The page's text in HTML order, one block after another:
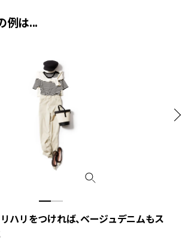
例は...
ハリをつければ、ベージュデニムもス